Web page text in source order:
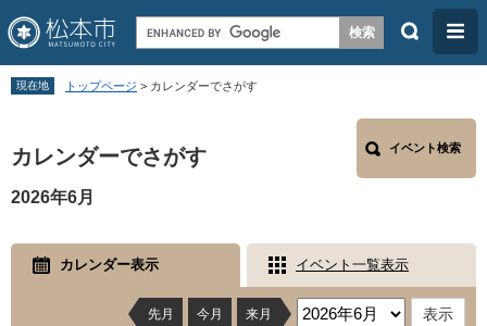
ペ
の
先
メ
ー
を
検
メ
ニ
ー
現在地 トップページ > カレンダーでさがす
文
カレンダーでさがす イベント検索
2026年6月
カレンダー表示 イベント一覧表示
先月 今月 来月